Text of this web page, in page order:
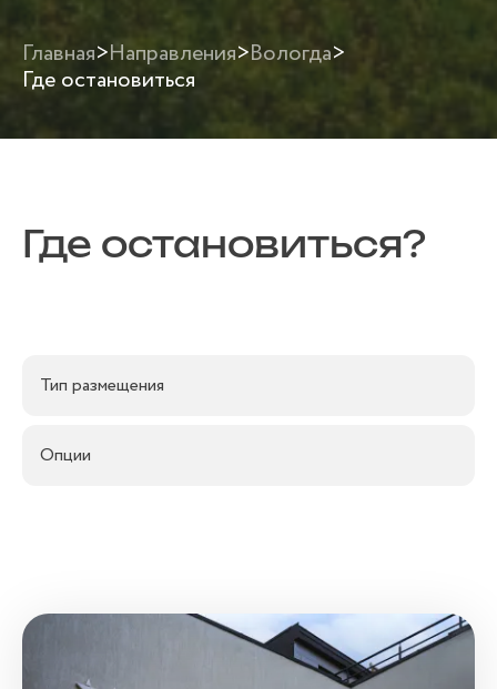
Главная>Направления>Вологда>
Где остановиться
Где остановиться?
Тип размещения
Опции